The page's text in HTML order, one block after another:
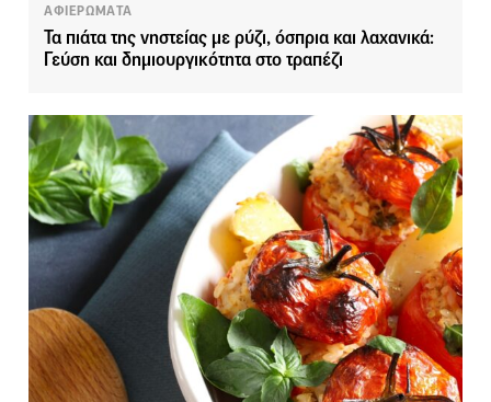
ΑΦΙΕΡΩΜΑΤΑ
Τα πιάτα της νηστείας με ρύζι, όσπρια και λαχανικά:
Γεύση και δημιουργικότητα στο τραπέζι